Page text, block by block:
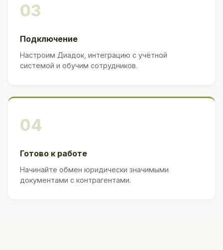
03
Подключение
Настроим Диадок, интеграцию с учётной
системой и обучим сотрудников.
04
Готово к работе
Начинайте обмен юридически значимыми
документами с контрагентами.